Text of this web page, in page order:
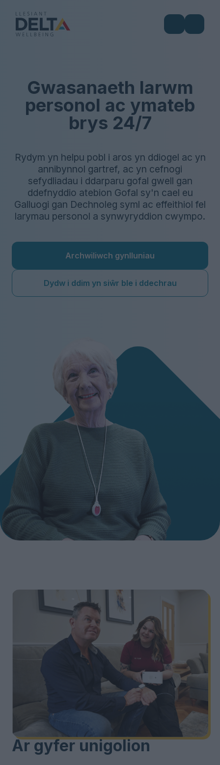
Gwasanaeth larwm
personol ac ymateb
brys 24/7
Rydym yn helpu pobl i aros yn ddiogel ac yn
annibynnol gartref, ac yn cefnogi
sefydliadau i ddarparu gofal gwell gan
ddefnyddio atebion Gofal sy'n cael eu
Galluogi gan Dechnoleg syml ac effeithiol fel
larymau personol a synwyryddion cwympo.
Archwiliwch gynlluniau
Dydw i ddim yn siŵr ble i ddechrau
Ar gyfer unigolion